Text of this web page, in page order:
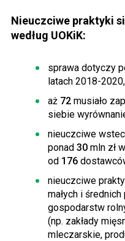
Nieuczciwe praktyki
według UOKiK:
sprawa dotyczy
latach 2018-2020,
aż 72 musiało
siebie
nieuczciwe
ponad 30 mln zł
od 176
nieuczciwe
małych i
gospodarstw
(np. zakłady
mleczarskie,